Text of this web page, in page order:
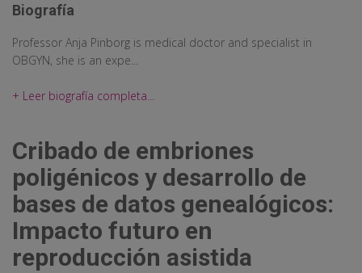
Biografía
Professor Anja Pinborg is medical doctor and specialist in
OBGYN, she is an expe...
+ Leer biografía completa...
Cribado de embriones
poligénicos y desarrollo de
bases de datos genealógicos:
Impacto futuro en
reproducción asistida